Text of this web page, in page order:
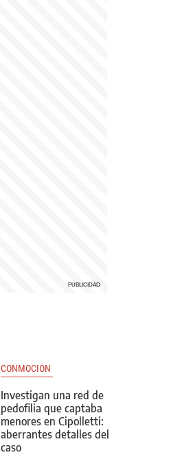
CONMOCIÓN
Investigan una red de
pedofilia que captaba
menores en Cipolletti:
aberrantes detalles del
caso